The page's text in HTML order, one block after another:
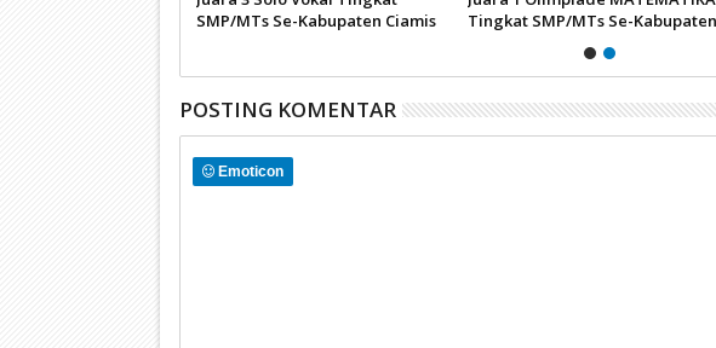
SMP/MTs Se-Kabupaten Ciamis
Tingkat SMP/MTs Se-Kabupaten
Ciamis Pada OLIMPIADE SAINS
SEKOLAH di SMAN 1 Sukadana
POSTING KOMENTAR
Emoticon